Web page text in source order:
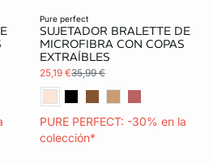
pure perfect
SUJETADOR BRALETTE DE
MICROFIBRA CON COPAS
EXTRAÍBLES
25,19 €35,99 €
PURE PERFECT: -30% en la
colección*